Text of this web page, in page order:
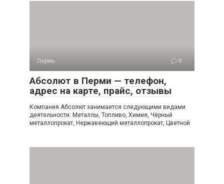
Пермь 0
Абсолют в Перми — телефон,
адрес на карте, прайс, отзывы
Компания Абсолют занимается следующими видами
деятельности: Металлы, Топливо, Химия, Чёрный
металлопрокат, Нержавеющий металлопрокат, Цветной